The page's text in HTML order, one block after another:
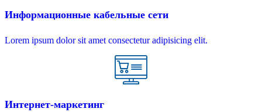
Информационные кабельные сети
Lorem ipsum dolor sit amet consectetur adipisicing elit.
Интернет-маркетинг